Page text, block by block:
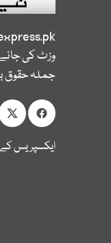
وزٹ کی
جملہ حقوق
ایکسپریس